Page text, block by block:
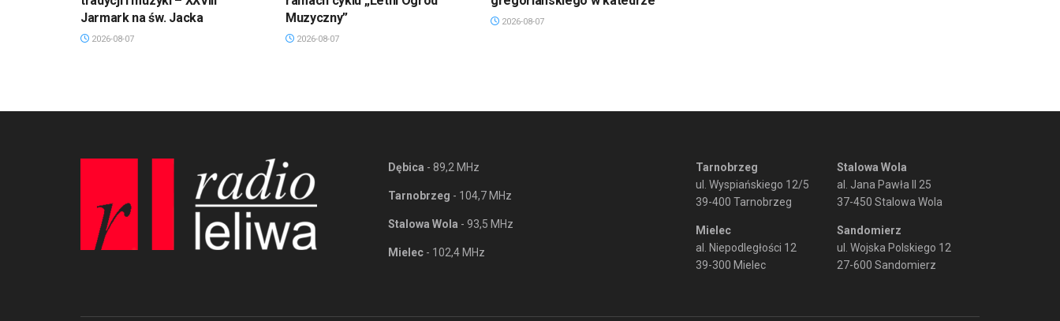
Jarmark na św. Jacka
2026-08-07
Muzyczny”
2026-08-07
2026-08-07
Dębica - 89,2 MHz
Tarnobrzeg - 104,7 MHz
Stalowa Wola - 93,5 MHz
Mielec - 102,4 MHz
Tarnobrzeg
ul. Wyspiańskiego 12/5
39-400 Tarnobrzeg
Mielec
al. Niepodległości 12
39-300 Mielec
Stalowa Wola
al. Jana Pawła II 25
37-450 Stalowa Wola
Sandomierz
ul. Wojska Polskiego 12
27-600 Sandomierz